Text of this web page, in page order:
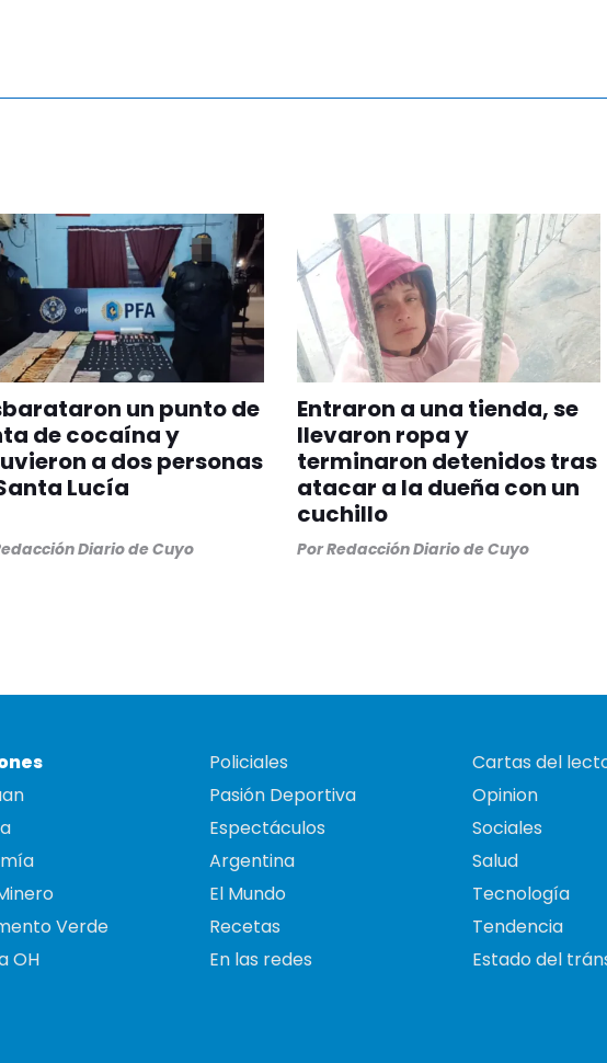
un punto de
de cocaína y
a dos personas
Lucía
Diario de Cuyo
Entraron a una tienda, se
llevaron ropa y
terminaron detenidos tras
atacar a la dueña con un
cuchillo
PorRedacción Diario de Cuyo
Verde
OH
Policiales
Pasión Deportiva
Espectáculos
Argentina
El Mundo
Recetas
En las redes
Cartas del
Opinion
Sociales
Salud
Tecnología
Tendencia
Estado del